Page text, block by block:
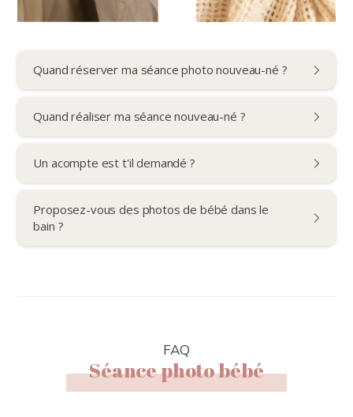
Quand réserver ma séance photo nouveau-né ?
Quand réaliser ma séance nouveau-né ?
Un acompte est t'il demandé ?
Proposez-vous des photos de bébé dans le
bain ?
FAQ
Séance photo bébé